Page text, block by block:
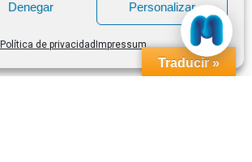
Denegar Personalizar
Política de privacidad Impressum
Traducir »